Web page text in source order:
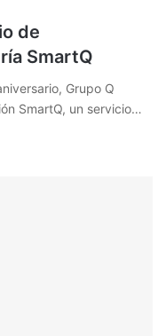
de
SmartQ
Grupo Q
SmartQ, un servicio…